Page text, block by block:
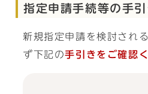
指定申請手続等の手引
新規指定申請を検討され
ず下記の手引きをご確認